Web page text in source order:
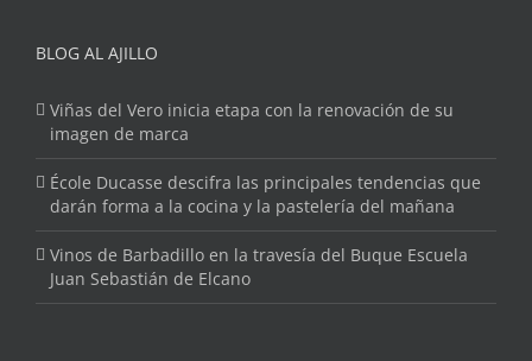
BLOG AL AJILLO
Viñas del Vero inicia etapa con la renovación de su
imagen de marca
École Ducasse descifra las principales tendencias que
darán forma a la cocina y la pastelería del mañana
Vinos de Barbadillo en la travesía del Buque Escuela
Juan Sebastián de Elcano